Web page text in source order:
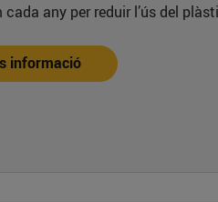
cada any per reduir l’ús del
informació